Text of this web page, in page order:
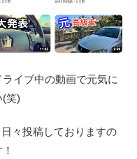
イブ中の動画で元気に
(笑)
々投稿しておりますの